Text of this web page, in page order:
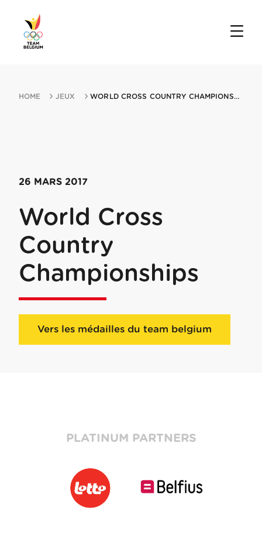
HOME JEUX WORLD CROSS COUNTRY CHAMPIONSHIPS 26032017 KAMPALA
26 MARS 2017
World Cross
Country
Championships
Vers les médailles du team belgium
PLATINUM PARTNERS